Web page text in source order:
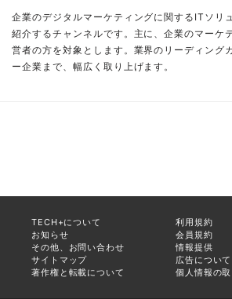
企業のデジタルマーケティングに関するITソリ
紹介するチャンネルです。主に、企業のマーケ
営者の方を対象とします。業界のリーディング
ー企業まで、幅広く取り上げます。
TECH+について
利用規約
お知らせ
会員規約
その他、お問い合わせ
情報提供
サイトマップ
広告について
著作権と転載について
個人情報の